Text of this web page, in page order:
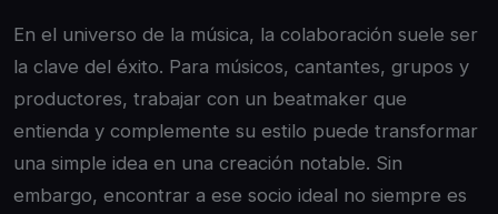
En el universo de la música, la colaboración suele ser
la clave del éxito. Para músicos, cantantes, grupos y
productores, trabajar con un beatmaker que
entienda y complemente su estilo puede transformar
una simple idea en una creación notable. Sin
embargo, encontrar a ese socio ideal no siempre es